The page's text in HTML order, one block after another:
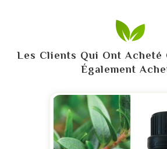
Les Clients Qui Ont Acheté
Également